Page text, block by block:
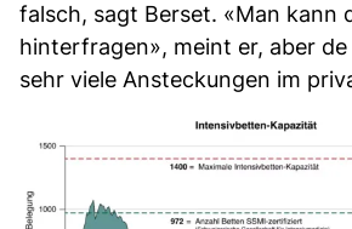
falsch, sagt Berset. «Man kann
hinterfragen», meint er, aber
sehr viele Ansteckungen im